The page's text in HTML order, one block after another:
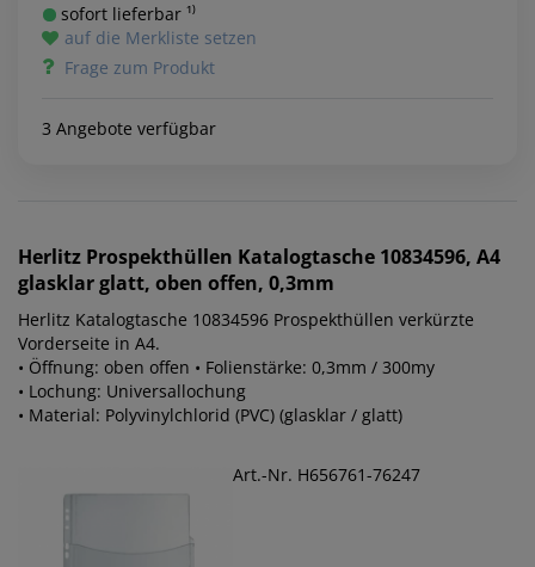
sofort lieferbar ¹⁾
auf die Merkliste setzen
Frage zum Produkt
3 Angebote verfügbar
Herlitz Prospekthüllen Katalogtasche 10834596, A4
glasklar glatt, oben offen, 0,3mm
Herlitz Katalogtasche 10834596 Prospekthüllen verkürzte
Vorderseite in A4.
• Öffnung: oben offen • Folienstärke: 0,3mm / 300my
• Lochung: Universallochung
• Material: Polyvinylchlorid (PVC) (glasklar / glatt)
Art.-Nr. H656761-76247